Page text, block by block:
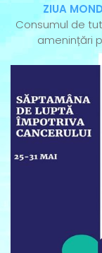
ZIUA
Consumul de
amenințări